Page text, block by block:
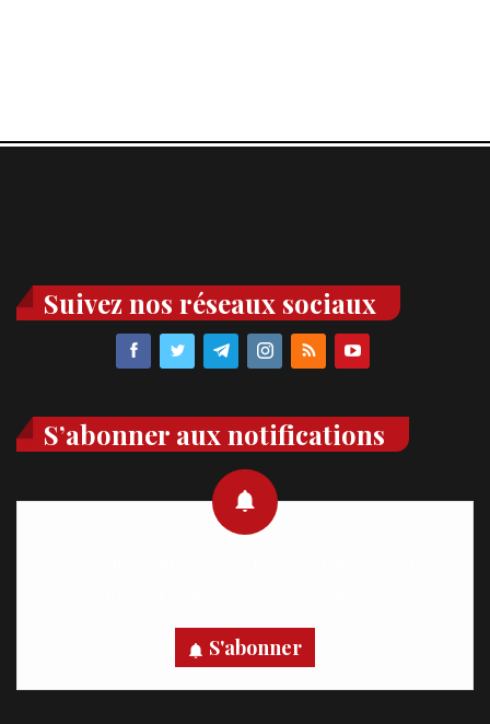
Suivez nos réseaux sociaux
S’abonner aux notifications
S'abonner